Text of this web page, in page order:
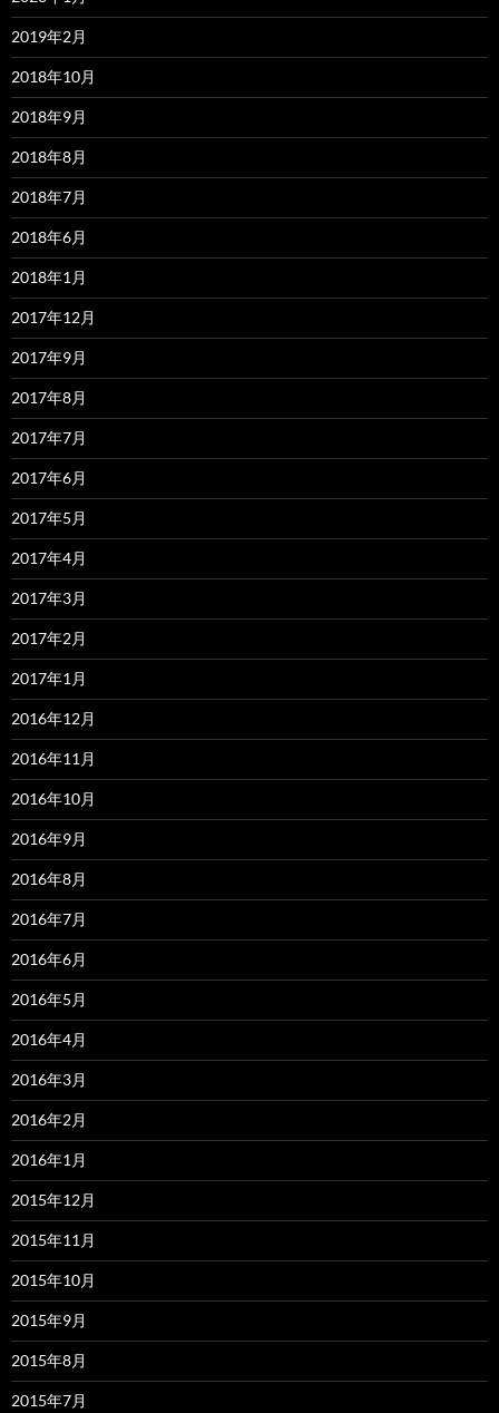
2019年2月
2018年10月
2018年9月
2018年8月
2018年7月
2018年6月
2018年1月
2017年12月
2017年9月
2017年8月
2017年7月
2017年6月
2017年5月
2017年4月
2017年3月
2017年2月
2017年1月
2016年12月
2016年11月
2016年10月
2016年9月
2016年8月
2016年7月
2016年6月
2016年5月
2016年4月
2016年3月
2016年2月
2016年1月
2015年12月
2015年11月
2015年10月
2015年9月
2015年8月
2015年7月